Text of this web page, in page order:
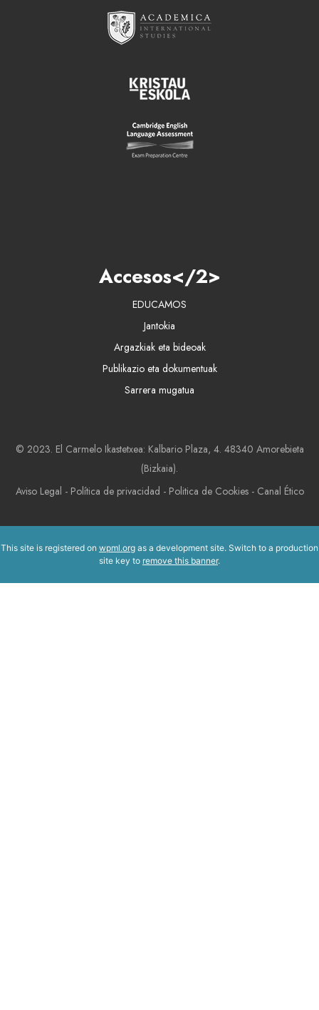
Accesos</2>
EDUCAMOS
Jantokia
Argazkiak eta bideoak
Publikazio eta dokumentuak
Sarrera mugatua
© 2023. El Carmelo Ikastetxea: Kalbario Plaza, 4. 48340 Amorebieta
(Bizkaia).
Aviso Legal - Política de privacidad - Politica de Cookies- Canal Ético
This site is registered on wpml.org as a development site. Switch to a production
site key to remove this banner.